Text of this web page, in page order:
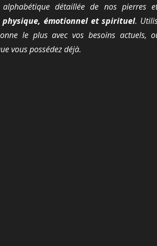
alphabétique détaillée de nos pierres
physique, émotionnel et spirituel.
le plus avec vos besoins actuels,
vous possédez déjà.